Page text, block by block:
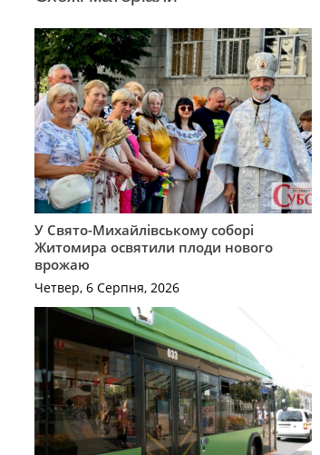
У Свято-Михайлівському соборі
Житомира освятили плоди нового
врожаю
Четвер, 6 Серпня, 2026